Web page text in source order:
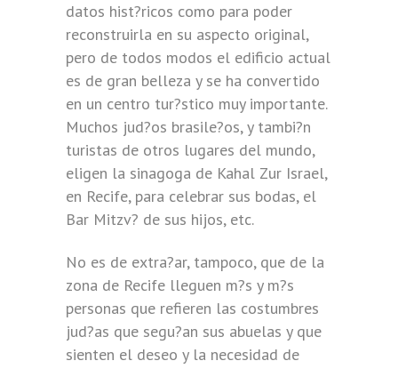
datos hist?ricos como para poder
reconstruirla en su aspecto original,
pero de todos modos el edificio actual
es de gran belleza y se ha convertido
en un centro tur?stico muy importante.
Muchos jud?os brasile?os, y tambi?n
turistas de otros lugares del mundo,
eligen la sinagoga de Kahal Zur Israel,
en Recife, para celebrar sus bodas, el
Bar Mitzv? de sus hijos, etc.
No es de extra?ar, tampoco, que de la
zona de Recife lleguen m?s y m?s
personas que refieren las costumbres
jud?as que segu?an sus abuelas y que
sienten el deseo y la necesidad de